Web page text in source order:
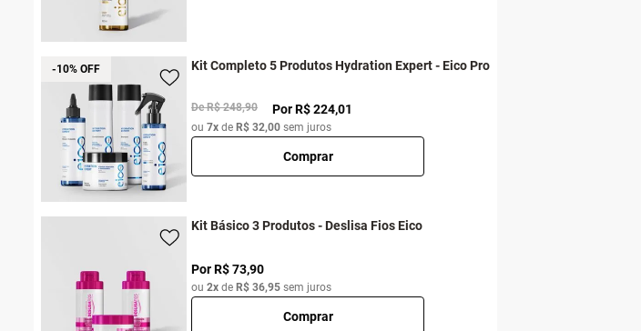
-10% OFF Kit Completo 5 Produtos Hydration Expert - Eico Pro
De R$ 248,90 Por R$ 224,01
ou 7x de R$ 32,00 sem juros
Comprar
Kit Básico 3 Produtos - Deslisa Fios Eico
Por R$ 73,90
ou 2x de R$ 36,95 sem juros
Comprar